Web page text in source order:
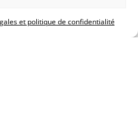
et politique de confidentialité